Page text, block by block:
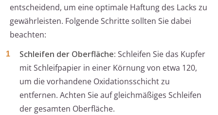
entscheidend, um eine optimale Haftung des Lacks zu
gewährleisten. Folgende Schritte sollten Sie dabei
beachten:
Schleifen der Oberfläche: Schleifen Sie das Kupfer
mit Schleifpapier in einer Körnung von etwa 120,
um die vorhandene Oxidationsschicht zu
entfernen. Achten Sie auf gleichmäßiges Schleifen
der gesamten Oberfläche.